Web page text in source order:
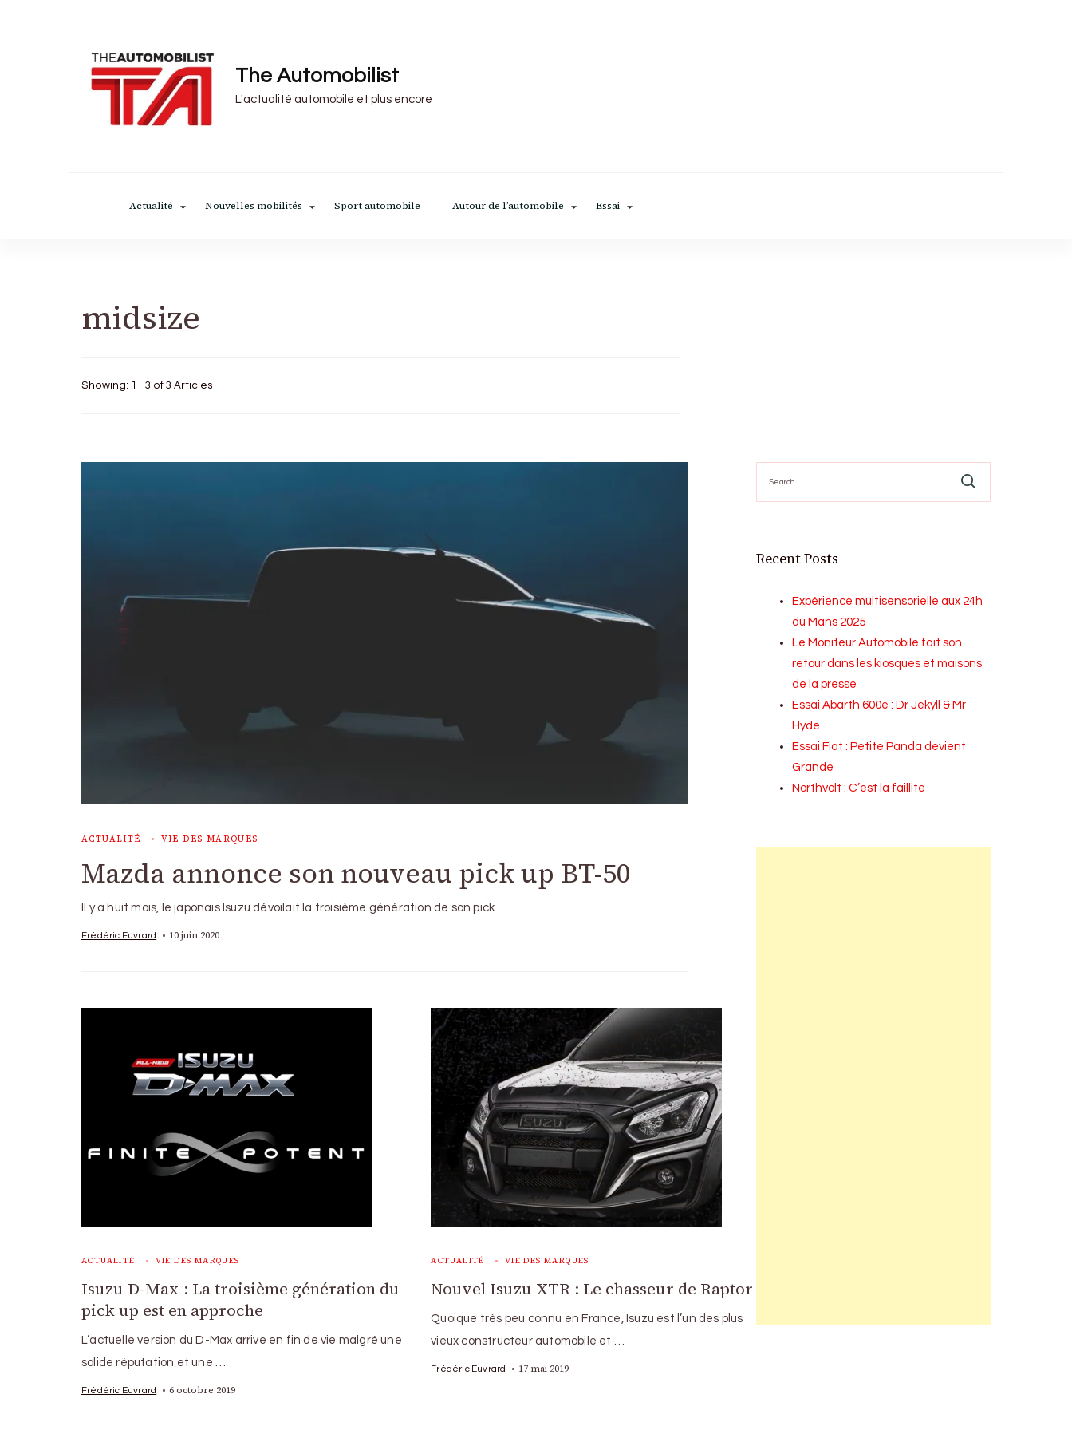
The Automobilist
L'actualité automobile et plus encore
Actualité Nouvelles mobilités Sport automobile Autour de l’automobile Essai
midsize
Showing: 1 - 3 of 3 Articles
ACTUALITÉ VIE DES MARQUES
Mazda annonce son nouveau pick up BT-50
Il y a huit mois, le japonais Isuzu dévoilait la troisième génération de son pick …
Frédéric Euvrard 10 juin 2020
ACTUALITÉ VIE DES MARQUES
Isuzu D-Max : La troisième génération du
pick up est en approche
L’actuelle version du D-Max arrive en fin de vie malgré une
solide réputation et une …
Frédéric Euvrard 6 octobre 2019
ACTUALITÉ VIE DES MARQUES
Nouvel Isuzu XTR : Le chasseur de Raptor
Quoique très peu connu en France, Isuzu est l’un des plus
vieux constructeur automobile et …
Frédéric Euvrard 17 mai 2019
for:
Recent Posts
Expérience multisensorielle aux 24h
du Mans 2025
Le Moniteur Automobile fait son
retour dans les kiosques et maisons
de la presse
Essai Abarth 600e : Dr Jekyll & Mr
Hyde
Essai Fiat : Petite Panda devient
Grande
Northvolt : C’est la faillite